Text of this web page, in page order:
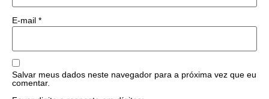
E-mail *
Salvar meus dados neste navegador para a próxima vez que eu
comentar.